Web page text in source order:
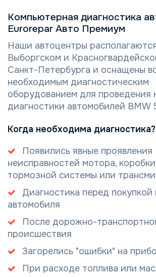
Компьютерная диагностика
Eurorepar Авто Премиум
Наши автоцентры
Выборгском и
Санкт-Петербурга и оснащены
необходимым диагностическим
оборудованием для проведения
диагностики автомобилей BMW
Когда необходима диагностика?
Появились явные проявления
неисправностей мотора,
тормозной системы или
Диагностика перед покупкой
автомобиля
После дорожно-
происшествия
Загорелись "ошибки" на
При расходе топлива или